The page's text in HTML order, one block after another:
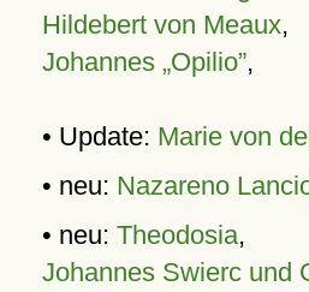
Hildebert von Meaux,
Johannes „Opilio”,
• Update: Marie von
• neu: Nazareno
• neu: Theodosia,
Johannes Swierc und